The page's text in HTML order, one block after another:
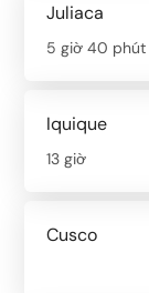
Juliaca
5 giờ 40 phút
Iquique
13 giờ
Cusco